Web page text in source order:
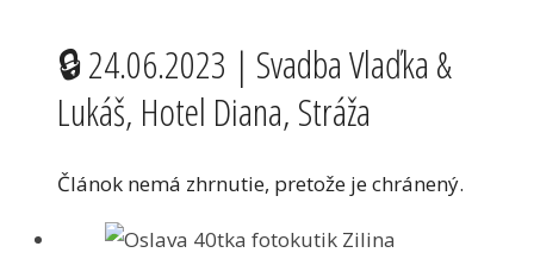
🔒 24.06.2023 | Svadba Vlaďka &
Lukáš, Hotel Diana, Stráža
Článok nemá zhrnutie, pretože je chránený.